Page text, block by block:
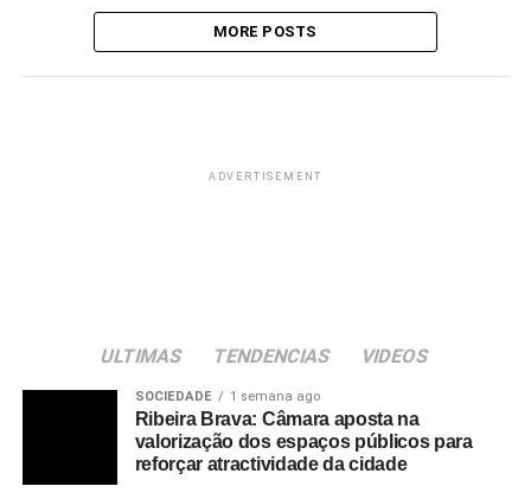
MORE POSTS
ADVERTISEMENT
ULTIMAS TENDENCIAS VIDEOS
SOCIEDADE 1 semana ago
Ribeira Brava: Câmara aposta na
valorização dos espaços públicos para
reforçar atractividade da cidade